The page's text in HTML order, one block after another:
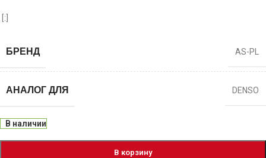
[:]
БРЕНД AS-PL
АНАЛОГ ДЛЯ DENSO
В наличии
В корзину